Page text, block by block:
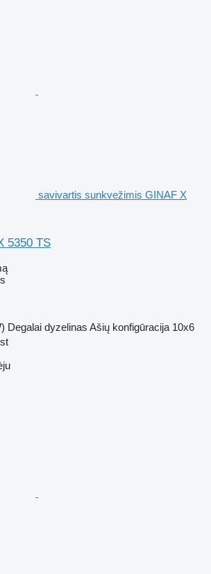
savivartis sunkvežimis GINAF X
5350 TS
Degalai dyzelinas Ašių konfigūracija 10x6